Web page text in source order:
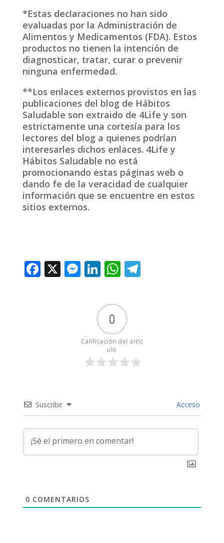
*Estas declaraciones no han sido
evaluadas por la Administración de
Alimentos y Medicamentos (FDA). Estos
productos no tienen la intención de
diagnosticar, tratar, curar o prevenir
ninguna enfermedad.
**Los enlaces externos provistos en las
publicaciones del blog de Hábitos
Saludable son extraido de 4Life y son
estrictamente una cortesía para los
lectores del blog a quienes podrían
interesarles dichos enlaces. 4Life y
Hábitos Saludable no está
promocionando estas páginas web o
dando fe de la veracidad de cualquier
información que se encuentre en estos
sitios externos.
F X M
n
g
er
Li
k
e
dI
n
W
at
s
A
p
p
T
m
0
Calificación del artíc
ulo
Suscribir Acceso
0 COMENTARIOS